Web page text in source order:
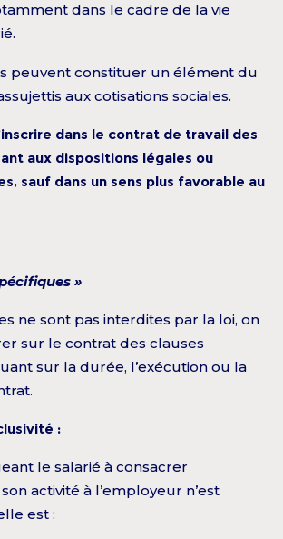
dans le cadre de la vie
peuvent constituer un élément du
aux cotisations sociales.
dans le contrat de travail des
aux dispositions légales ou
sauf dans un sens plus favorable au
»
ne sont pas interdites par la loi, on
sur le contrat des clauses
sur la durée, l’exécution ou la
:
le salarié à consacrer
activité à l’employeur n’est
est :